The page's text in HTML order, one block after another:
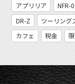
アプリリア
NFR-
DR-Z
ツーリング
カフェ
税金